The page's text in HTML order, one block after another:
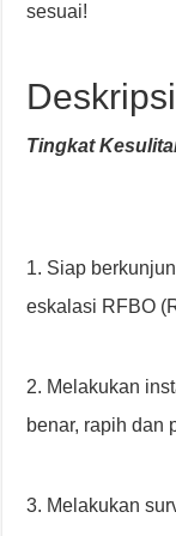
sesuai!
Tingkat
1. Siap
eskalasi RFBO
2. Melakukan
benar, rapih dan
3. Melakukan